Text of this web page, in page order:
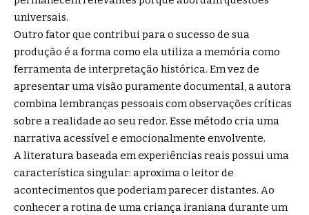
universais.
Outro fator que contribui para o sucesso de sua
produção é a forma como ela utiliza a memória como
ferramenta de interpretação histórica. Em vez de
apresentar uma visão puramente documental, a autora
combina lembranças pessoais com observações críticas
sobre a realidade ao seu redor. Esse método cria uma
narrativa acessível e emocionalmente envolvente.
A literatura baseada em experiências reais possui uma
característica singular: aproxima o leitor de
acontecimentos que poderiam parecer distantes. Ao
conhecer a rotina de uma criança iraniana durante um